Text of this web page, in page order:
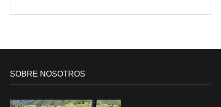
SOBRE NOSOTROS